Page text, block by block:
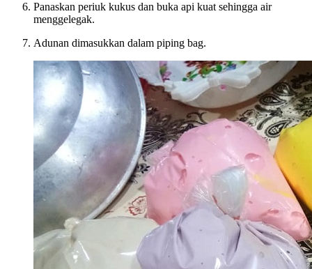
Panaskan periuk kukus dan buka api kuat sehingga air
menggelegak.
Adunan dimasukkan dalam piping bag.